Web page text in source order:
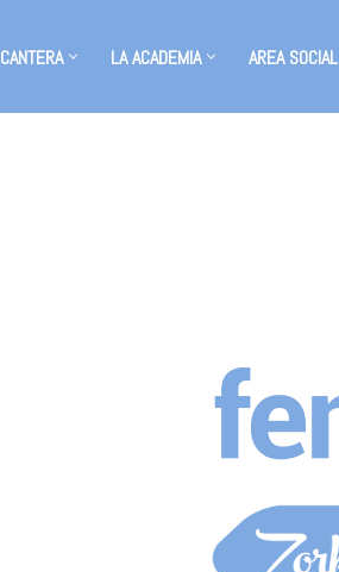
CANTERA LA ACADEMIA AREA SOCIAL